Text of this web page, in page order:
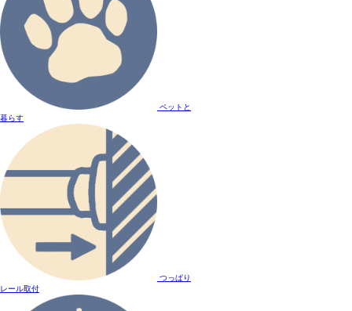
ペットと
暮らす
つっぱり
レール取付